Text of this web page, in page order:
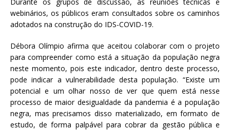
webinários, os públicos eram consultados sobre os caminhos
adotados na construção do IDS-COVID-19.
Débora Olímpio afirma que aceitou colaborar com o projeto
para compreender como está a situação da população negra
neste momento, pois este indicador, dentro deste processo,
pode indicar a vulnerabilidade desta população. “Existe um
potencial e um olhar nosso de ver que quem está nesse
processo de maior desigualdade da pandemia é a população
negra, mas precisamos disso materializado, em formato de
estudo, de forma palpável para cobrar da gestão pública e